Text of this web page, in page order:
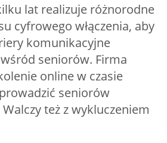
lat realizuje różnorodne
cyfrowego włączenia, aby
komunikacyjne
seniorów. Firma
online w czasie
seniorów
też z wykluczeniem